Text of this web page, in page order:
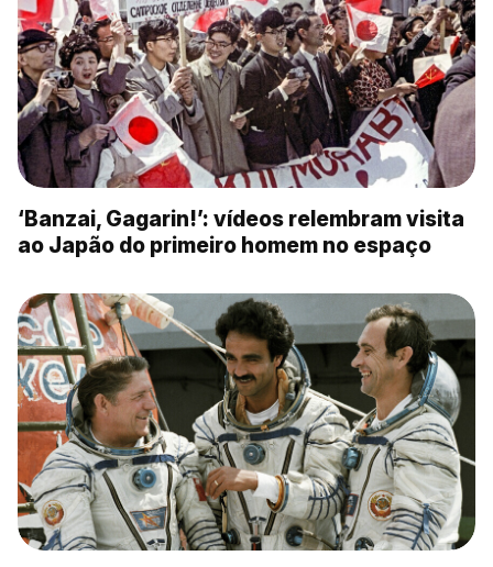
‘Banzai, Gagarin!’: vídeos relembram visita
ao Japão do primeiro homem no espaço